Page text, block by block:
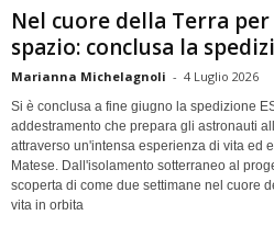
Nel cuore della Terra
spazio: conclusa la
Marianna Michelagnoli - 4 Luglio 2026
Si è conclusa a fine giugno la spedizione
addestramento che prepara gli astronauti
attraverso un'intensa esperienza di vita ed
Matese. Dall'isolamento sotterraneo al
scoperta di come due settimane nel cuore
vita in orbita